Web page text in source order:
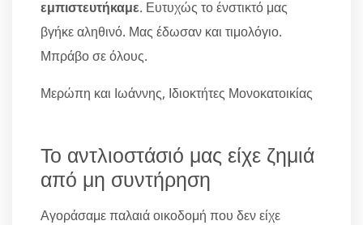
εμπιστευτήκαμε. Ευτυχώς το ένστικτό μας
βγήκε αληθινό. Μας έδωσαν και τιμολόγιο.
Μπράβο σε όλους.
Μερώπη και Ιωάννης, Ιδιοκτήτες Μονοκατοικίας
Το αντλιοστάσιό μας είχε ζημιά
από μη συντήρηση
Αγοράσαμε παλαιά οικοδομή που δεν είχε